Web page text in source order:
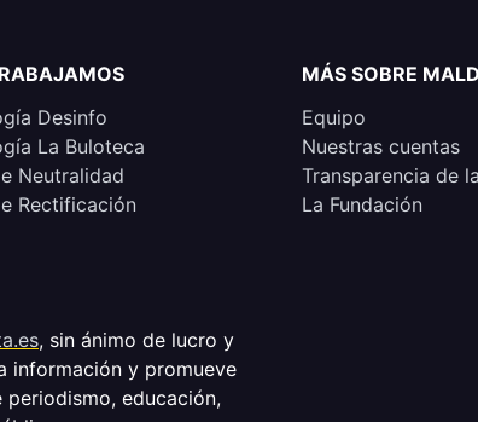
Desinfo
La Buloteca
Neutralidad
Rectificación
MÁS SOBRE
Equipo
Nuestras cuentas
Transparencia de
La Fundación
, sin ánimo de lucro y
información y promueve
educación,